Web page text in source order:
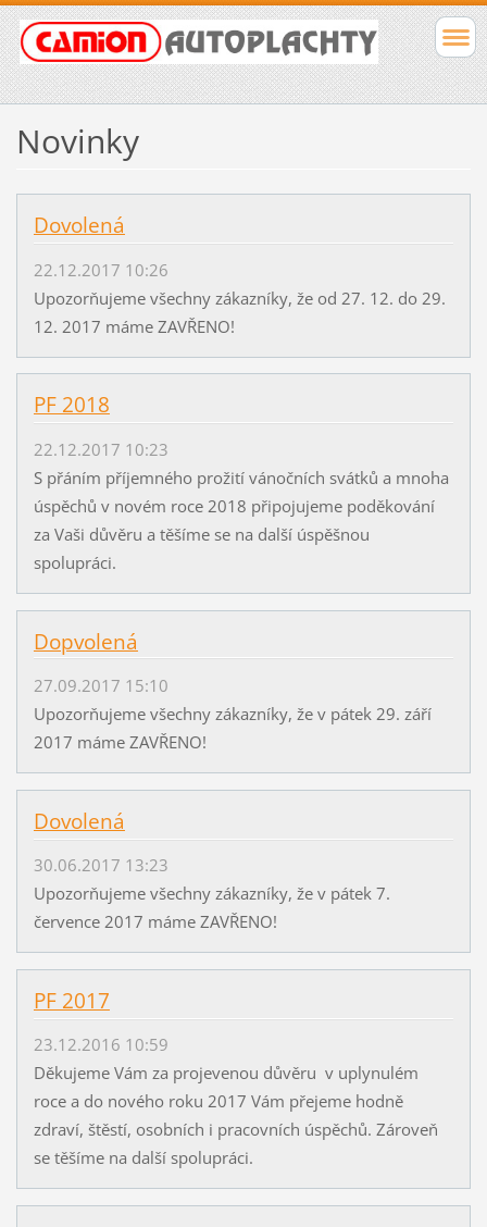
Novinky
Dovolená
22.12.2017 10:26
Upozorňujeme všechny zákazníky, že od 27. 12. do 29.
12. 2017 máme ZAVŘENO!
PF 2018
22.12.2017 10:23
S přáním příjemného prožití vánočních svátků a mnoha
úspěchů v novém roce 2018 připojujeme poděkování
za Vaši důvěru a těšíme se na další úspěšnou
spolupráci.
Dopvolená
27.09.2017 15:10
Upozorňujeme všechny zákazníky, že v pátek 29. září
2017 máme ZAVŘENO!
Dovolená
30.06.2017 13:23
Upozorňujeme všechny zákazníky, že v pátek 7.
července 2017 máme ZAVŘENO!
PF 2017
23.12.2016 10:59
Děkujeme Vám za projevenou důvěru v uplynulém
roce a do nového roku 2017 Vám přejeme hodně
zdraví, štěstí, osobních i pracovních úspěchů. Zároveň
se těšíme na další spolupráci.